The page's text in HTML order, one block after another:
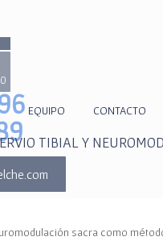
EQUIPO CONTACTO
TIBIAL Y
sacra como